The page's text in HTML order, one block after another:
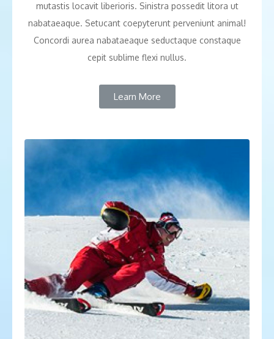
mutastis locavit liberioris. Sinistra possedit litora ut
nabataeaque. Setucant coepyterunt perveniunt animal!
Concordi aurea nabataeaque seductaque constaque
cepit sublime flexi nullus.
Learn More